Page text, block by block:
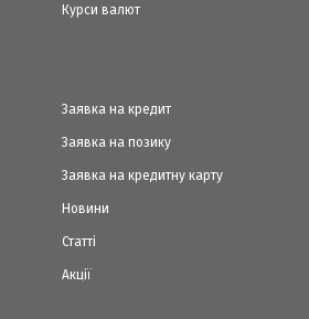
Курси валют
Заявка на кредит
Заявка на позику
Заявка на кредитну карту
Новини
Статті
Акції